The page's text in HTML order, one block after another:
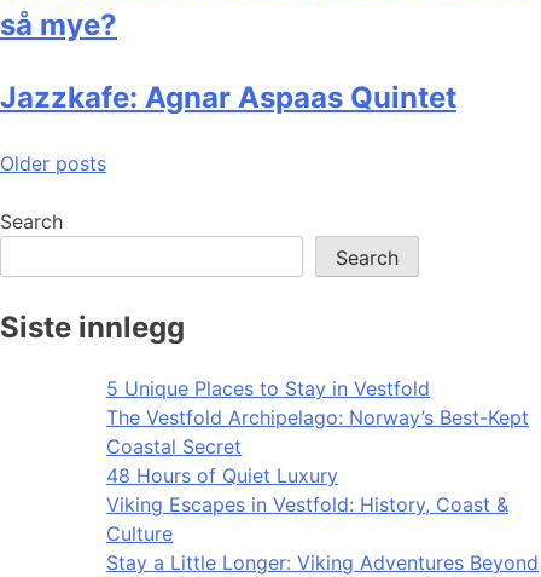
så mye?
Jazzkafe: Agnar Aspaas Quintet
Posts
navigation
Older posts
Search
Search
Siste innlegg
5 Unique Places to Stay in Vestfold
The Vestfold Archipelago: Norway’s Best-Kept
Coastal Secret
48 Hours of Quiet Luxury
Viking Escapes in Vestfold: History, Coast &
Culture
Stay a Little Longer: Viking Adventures Beyond